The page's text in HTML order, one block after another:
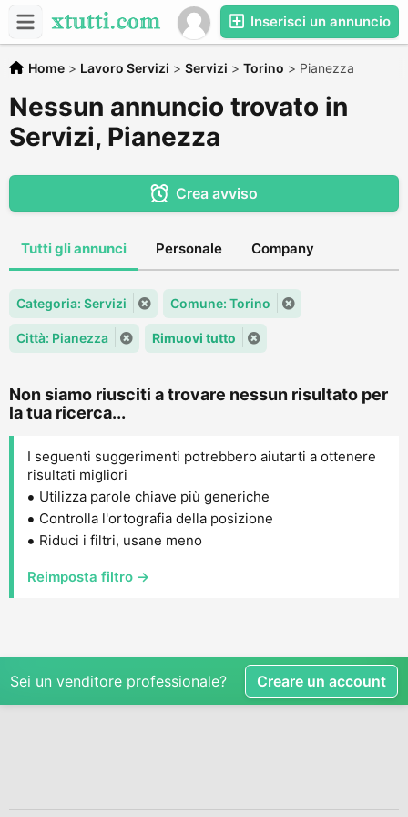
Inserisci un annuncio
Home > Lavoro Servizi > Servizi > Torino > Pianezza
Nessun annuncio trovato in
Servizi, Pianezza
Crea avviso
Tutti gli annunci Personale Company
Categoria: Servizi Comune: Torino
Città: Pianezza Rimuovi tutto
Non siamo riusciti a trovare nessun risultato per
la tua ricerca...
I seguenti suggerimenti potrebbero aiutarti a ottenere
risultati migliori
Utilizza parole chiave più generiche
Controlla l'ortografia della posizione
Riduci i filtri, usane meno
Reimposta filtro →
Sei un venditore professionale? Creare un account